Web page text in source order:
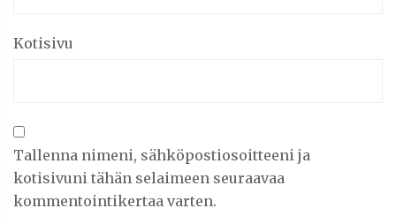
Kotisivu
Tallenna nimeni, sähköpostiosoitteeni ja
kotisivuni tähän selaimeen seuraavaa
kommentointikertaa varten.